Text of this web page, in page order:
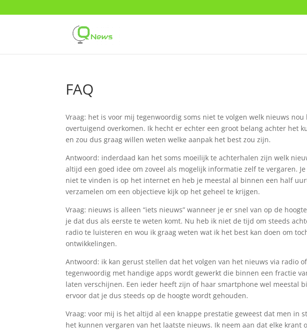
FAQ
Vraag: het is voor mij tegenwoordig soms niet te volgen welk nieuws
overtuigend overkomen. Ik hecht er echter een groot belang achter het
en zou dus graag willen weten welke aanpak het best zou zijn.
Antwoord: inderdaad kan het soms moeilijk te achterhalen zijn welk
altijd een goed idee om zoveel als mogelijk informatie zelf te vergaren.
niet te vinden is op het internet en heb je meestal al binnen een half
verzamelen om een objectieve kijk op het geheel te krijgen.
Vraag: nieuws is alleen “iets nieuws” wanneer je er snel van op de
je dat dus als eerste te weten komt. Nu heb ik niet de tijd om steeds
radio te luisteren en wou ik graag weten wat ik het best kan doen om
ontwikkelingen.
Antwoord: ik kan gerust stellen dat het volgen van het nieuws via radio
tegenwoordig met handige apps wordt gewerkt die binnen een fractie
laten verschijnen. Een ieder heeft zijn of haar smartphone wel meestal
ervoor dat je dus steeds op de hoogte wordt gehouden.
Vraag: voor mij is het altijd al een knappe prestatie geweest dat men in
het kunnen vergaren van het laatste nieuws. Ik neem aan dat elke krant